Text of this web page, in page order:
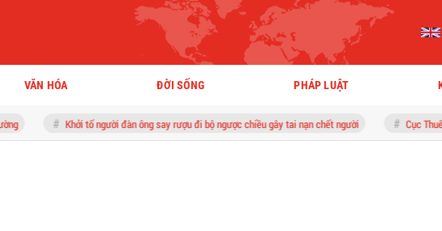
VĂN HÓA ĐỜI SỐNG PHÁP LUẬT
Khởi tố người đàn ông say rượu đi bộ ngược chiều gây tai nạn chết người Cục Thuế yêu cầu hủy